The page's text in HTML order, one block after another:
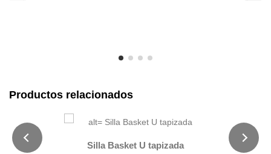
Productos relacionados
Silla Basket U tapizada